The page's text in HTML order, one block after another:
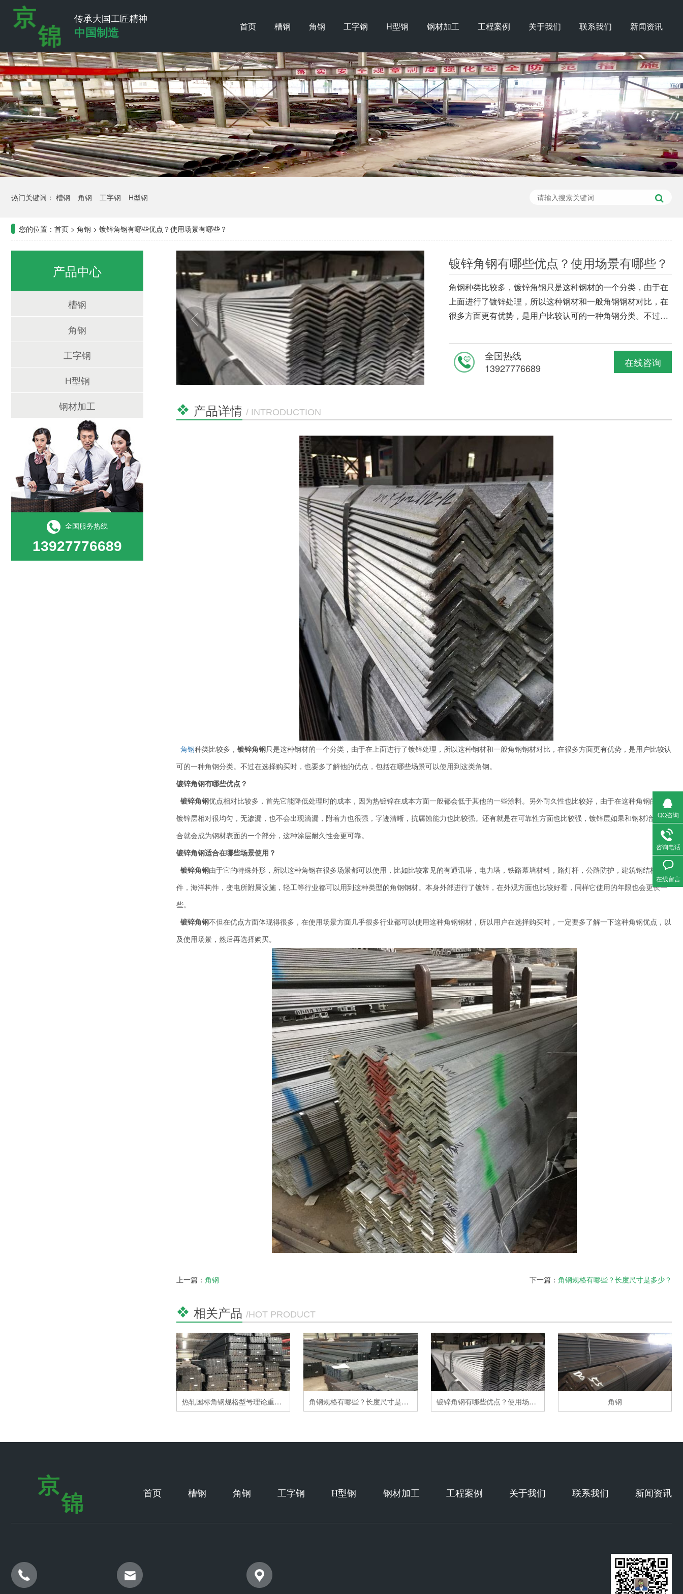
传承大国工匠精神
中国制造 首页 槽钢 角钢 工字钢 H型钢 钢材加工 工程案例 关于我们 联系我们 新闻资讯
热门关键词： 槽钢 角钢 工字钢 H型钢
您的位置： 首页 > 角钢 > 镀锌角钢有哪些优点？使用场景有哪些？
产品中心
槽钢
角钢
工字钢
H型钢
钢材加工
全国服务热线
13927776689
镀锌角钢有哪些优点？使用场景有哪些？
角钢种类比较多，镀锌角钢只是这种钢材的一个分类，由于在
上面进行了镀锌处理，所以这种钢材和一般角钢钢材对比，在
很多方面更有优势，是用户比较认可的一种角钢分类。不过在
到这类角钢。
全国热线
13927776689
在线咨询
产品详情 / INTRODUCTION
角钢种类比较多， 镀锌角钢 只是这种钢材的一个分类，由于在上面进行了镀锌处理，所以这种钢材和一般角钢钢材对比，在很多方面更有优势，是用户比较认
可的一种角钢分类。不过在选择购买时，也要多了解他的优点，包括在哪些场景可以使用到这类角钢。
镀锌角钢有哪些优点？
镀锌角钢优点相对比较多，首先它能降低处理时的成本，因为热镀锌在成本方面一般都会低于其他的一些涂料。另外耐久性也比较好，由于在这种角钢的表层
镀锌层相对很均匀，无渗漏，也不会出现滴漏，附着力也很强， 字迹清晰，抗腐蚀能力也比较强。还有就是在可靠性方面也比较强，镀锌层如果和钢材冶金结
合就会成为钢材表面的一个部分，这种涂层耐久性会更可靠。
镀锌角钢适合在哪些场景使用？
镀锌角钢 由于它的特殊外形，所以这种角钢在很多场景都可以使用，比如比较常见的有通讯塔，电力塔，铁路幕墙材料，路灯杆，公路防护，建筑钢结构构
件，海洋构件，变电所附属设施，轻工等行业都可以用到这种类型的角钢钢材。本身外部进行了镀锌，在外观方面也比较好看，同样它使用的年限也会更长一
些。
镀锌角钢不但在优点方面体现得很多，在使用场景方面几乎很多行业都可以使用这种角钢钢材，所以用户在选择购买时，一定要多了解一下这种角钢优点，以
及使用场景，然后再选择购买。
上一篇： 角钢 下一篇： 角钢规格有哪些？长度尺寸是多少？
相关产品 /HOT PRODUCT
热轧国标角钢规格型号理论重量表 角钢规格有哪些？长度尺寸是多少？ 镀锌角钢有哪些优点？使用场景有哪些？ 角钢
首页 槽钢 角钢 工字钢 H型钢 钢材加工 工程案例 关于我们 联系我们 新闻资讯
QQ咨询
咨询电话
在线留言